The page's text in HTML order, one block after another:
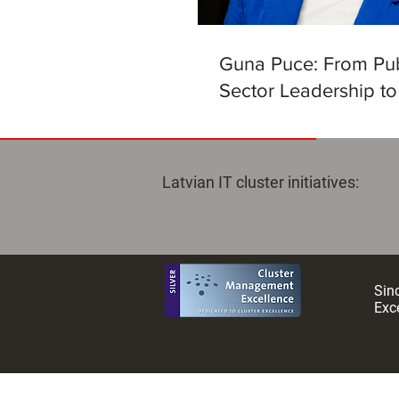
Guna Puce: From
Sector Leadership
Intelligence Centre
Latvian IT cluster initiatives: